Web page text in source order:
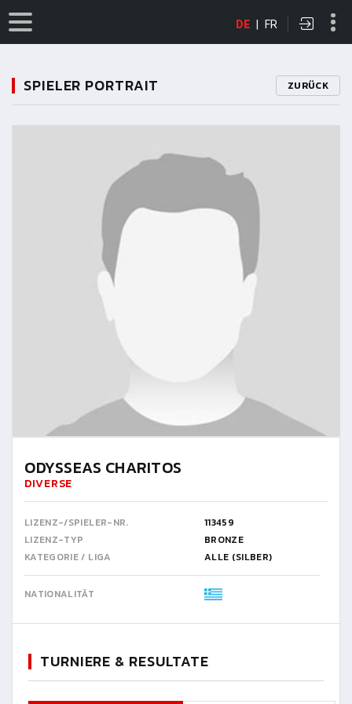
DE | FR
SPIELER PORTRAIT ZURÜCK
ODYSSEAS CHARITOS
DIVERSE
LIZENZ-/SPIELER-NR.
113459
LIZENZ-TYP
BRONZE
KATEGORIE / LIGA
ALLE (SILBER)
NATIONALITÄT
TURNIERE & RESULTATE